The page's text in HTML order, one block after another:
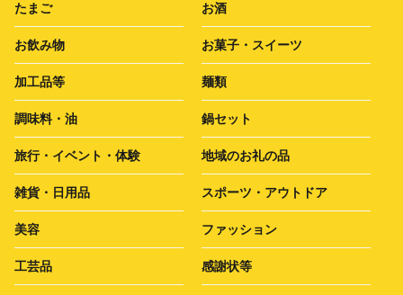
たまご お酒
お飲み物 お菓子・スイーツ
加工品等 麺類
調味料・油 鍋セット
旅行・イベント・体験 地域のお礼の品
雑貨・日用品 スポーツ・アウトドア
美容 ファッション
工芸品 感謝状等